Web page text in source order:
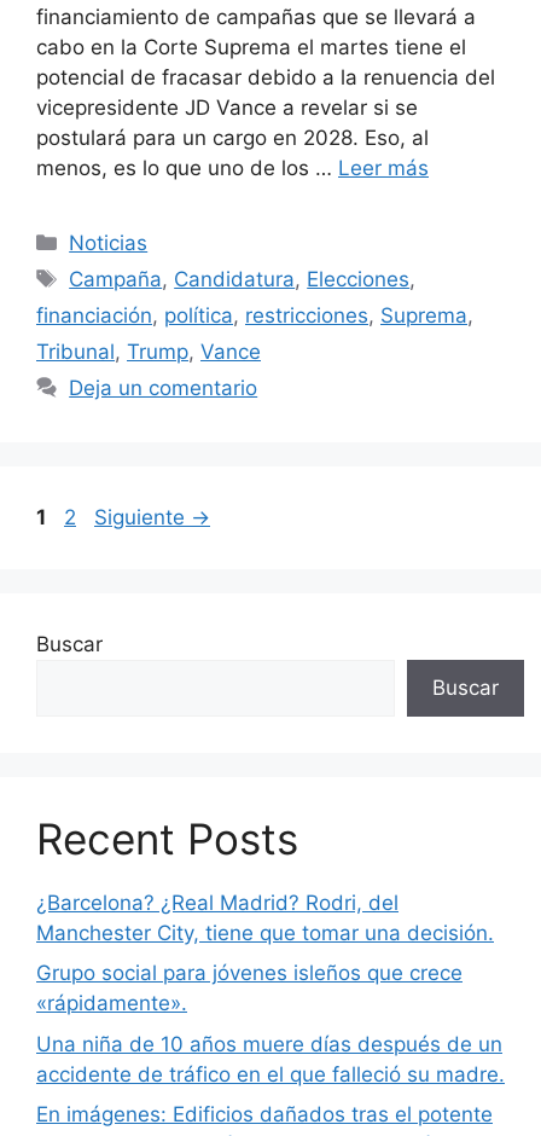
financiamiento de campañas que se llevará a
cabo en la Corte Suprema el martes tiene el
potencial de fracasar debido a la renuencia del
vicepresidente JD Vance a revelar si se
postulará para un cargo en 2028. Eso, al
menos, es lo que uno de los … Leer más
Categorías
Noticias
Etiquetas
Campaña, Candidatura, Elecciones,
financiación, política, restricciones, Suprema,
Tribunal, Trump, Vance
Deja un comentario
Página
1 Página
2 Siguiente →
Buscar
Buscar
Recent Posts
¿Barcelona? ¿Real Madrid? Rodri, del
Manchester City, tiene que tomar una decisión.
Grupo social para jóvenes isleños que crece
«rápidamente».
Una niña de 10 años muere días después de un
accidente de tráfico en el que falleció su madre.
En imágenes: Edificios dañados tras el potente